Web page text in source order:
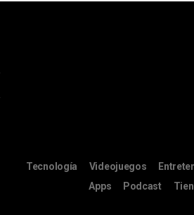
Tecnología Videojuegos
Apps
Podcast